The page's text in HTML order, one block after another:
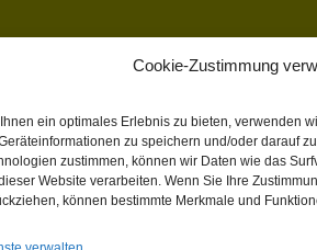
Cookie-Zustimmung
ein optimales Erlebnis zu bieten, verwenden
zu speichern und/oder darauf
zustimmen, können wir Daten wie das
Website verarbeiten. Wenn Sie Ihre
können bestimmte Merkmale und